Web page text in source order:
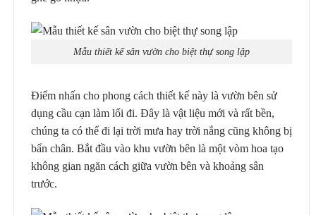
Mẫu thiết kế sân vườn cho biệt thự song lập
Điểm nhấn cho phong cách thiết kế này là vườn bên sử
dụng cầu cạn làm lối đi. Đây là vật liệu mới và rất bền,
chúng ta có thể đi lại trời mưa hay trời nắng cũng không bị
bẩn chân. Bắt đầu vào khu vườn bên là một vòm hoa tạo
không gian ngăn cách giữa vườn bên và khoảng sân
trước.